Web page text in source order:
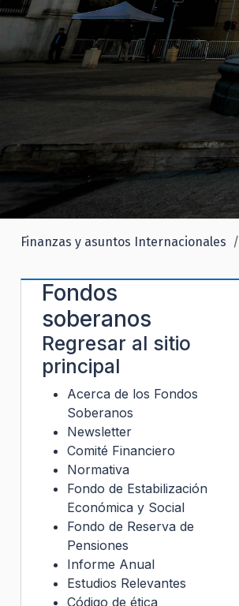
Finanzas y asuntos Internacionales
Fondos
soberanos
Regresar al sitio
principal
Acerca de los Fondos
Soberanos
Newsletter
Comité Financiero
Normativa
Fondo de Estabilización
Económica y Social
Fondo de Reserva de
Pensiones
Informe Anual
Estudios Relevantes
Código de ética